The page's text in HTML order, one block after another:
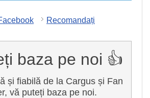
Recomandați
baza pe noi 👍
și fiabilă de la Cargus și Fan
vă puteți baza pe noi.